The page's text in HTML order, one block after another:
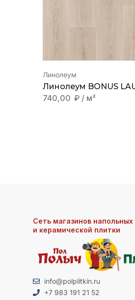
Линолеум
Линолеум BONUS
740,00 ₽ / м²
Сеть магазинов
и керамической плитки
info@polplitkin.ru
+7 983 191 21 52